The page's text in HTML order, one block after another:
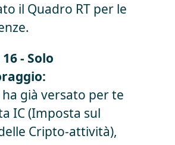
il Quadro RT per le
- Solo
ha già versato per te
IC (Imposta sul
Cripto-attività),